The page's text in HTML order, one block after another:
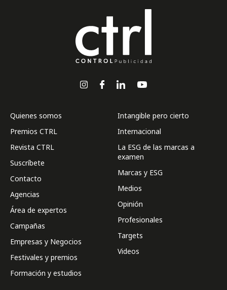
Quienes somos
Premios CTRL
Revista CTRL
Suscríbete
Contacto
Agencias
Área de expertos
Campañas
Empresas y Negocios
Festivales y premios
Formación y estudios
Intangible pero cierto
Internacional
La ESG de las marcas a
examen
Marcas y ESG
Medios
Opinión
Profesionales
Targets
Videos